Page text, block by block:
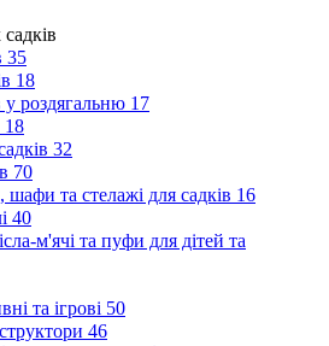
35
18
роздягальню 17
18
32
70
та стелажі для садків 16
40
м'ячі та пуфи для дітей та
та ігрові 50
46